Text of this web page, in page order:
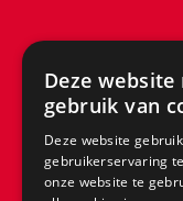
De
Schilderend 39,
Vanaf 31
Deze website
gebruik van
Deze website
gebruikerservaring
onze website te